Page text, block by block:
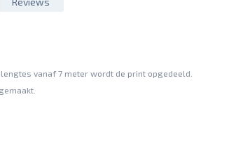
vanaf 7 meter wordt de print opgedeeld.